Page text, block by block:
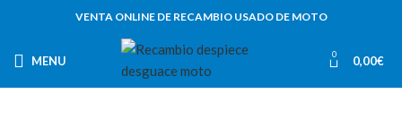
VENTA ONLINE DE RECAMBIO USADO DE MOTO
MENU 0 0,00€